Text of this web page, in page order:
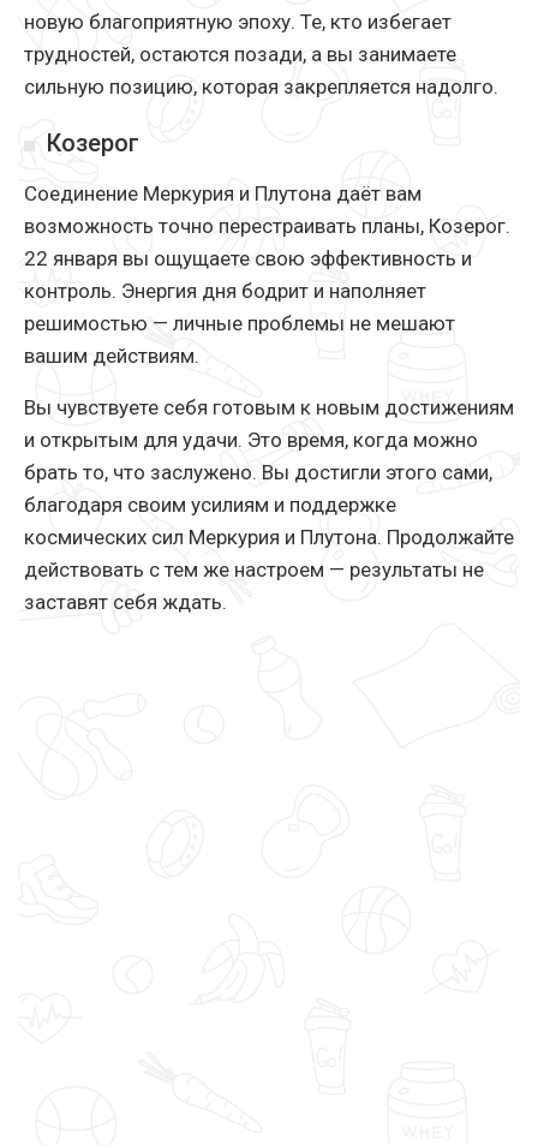
новую благоприятную эпоху. Те, кто избегает
трудностей, остаются позади, а вы занимаете
сильную позицию, которая закрепляется надолго.
Козерог
Соединение Меркурия и Плутона даёт вам
возможность точно перестраивать планы, Козерог.
22 января вы ощущаете свою эффективность и
контроль. Энергия дня бодрит и наполняет
решимостью — личные проблемы не мешают
вашим действиям.
Вы чувствуете себя готовым к новым достижениям
и открытым для удачи. Это время, когда можно
брать то, что заслужено. Вы достигли этого сами,
благодаря своим усилиям и поддержке
космических сил Меркурия и Плутона. Продолжайте
действовать с тем же настроем — результаты не
заставят себя ждать.